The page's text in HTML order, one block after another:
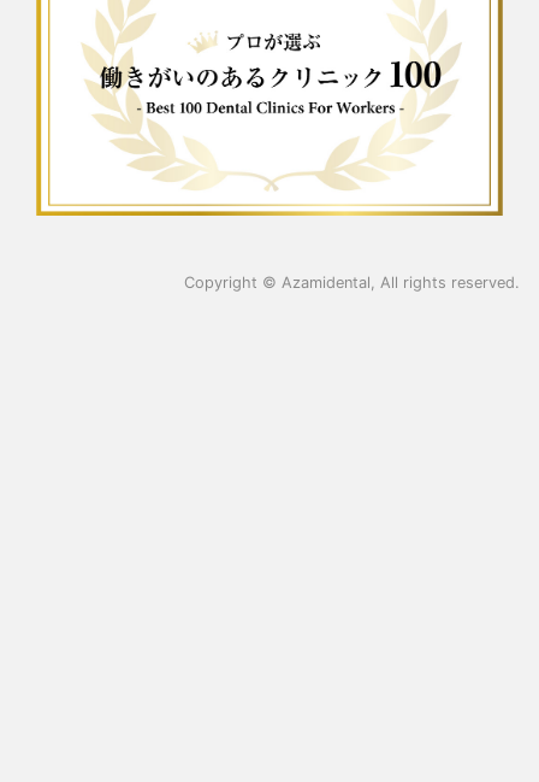
Copyright © Azamidental , All rights reserved.